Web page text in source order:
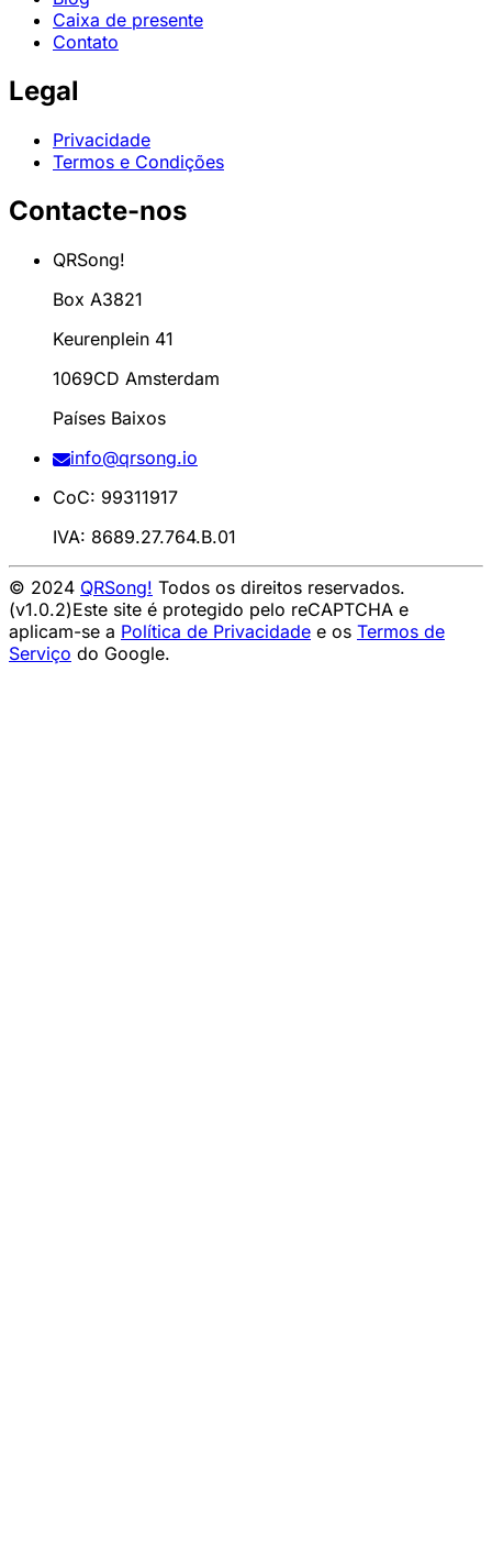
Caixa de presente
Contato
Legal
Privacidade
Termos e Condições
Contacte-nos
QRSong!
Box A3821
Keurenplein 41
1069CD Amsterdam
Países Baixos
info@qrsong.io
CoC: 99311917
IVA: 8689.27.764.B.01
© 2024 QRSong! Todos os direitos reservados.
(v1.0.2)Este site é protegido pelo reCAPTCHA e
aplicam-se a Política de Privacidade e os Termos de
Serviço do Google.